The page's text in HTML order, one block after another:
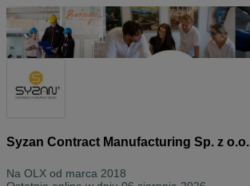
Syzan Contract Manufacturing Sp. z o.o.
Na OLX od marca 2018